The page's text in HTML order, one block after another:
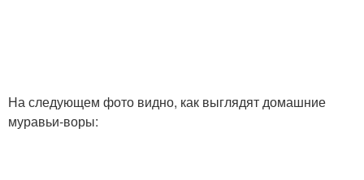
На следующем фото видно, как выглядят домашние
муравьи-воры: